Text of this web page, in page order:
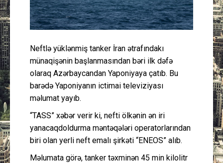
Layihə
Gündəm
Cəmiyyət
Peşə etikası
Neftlə yüklənmiş tanker İran ətrafındakı
münaqişənin başlanmasından bəri ilk dəfə
olaraq Azərbaycandan Yaponiyaya çatıb. Bu
barədə Yaponiyanın ictimai televiziyası
məlumat yayıb.
“TASS” xəbər verir ki, nefti ölkənin ən iri
yanacaqdoldurma məntəqələri operatorlarından
biri olan yerli neft emalı şirkəti “ENEOS” alıb.
Məlumata görə, tanker təxminən 45 min kilolitr